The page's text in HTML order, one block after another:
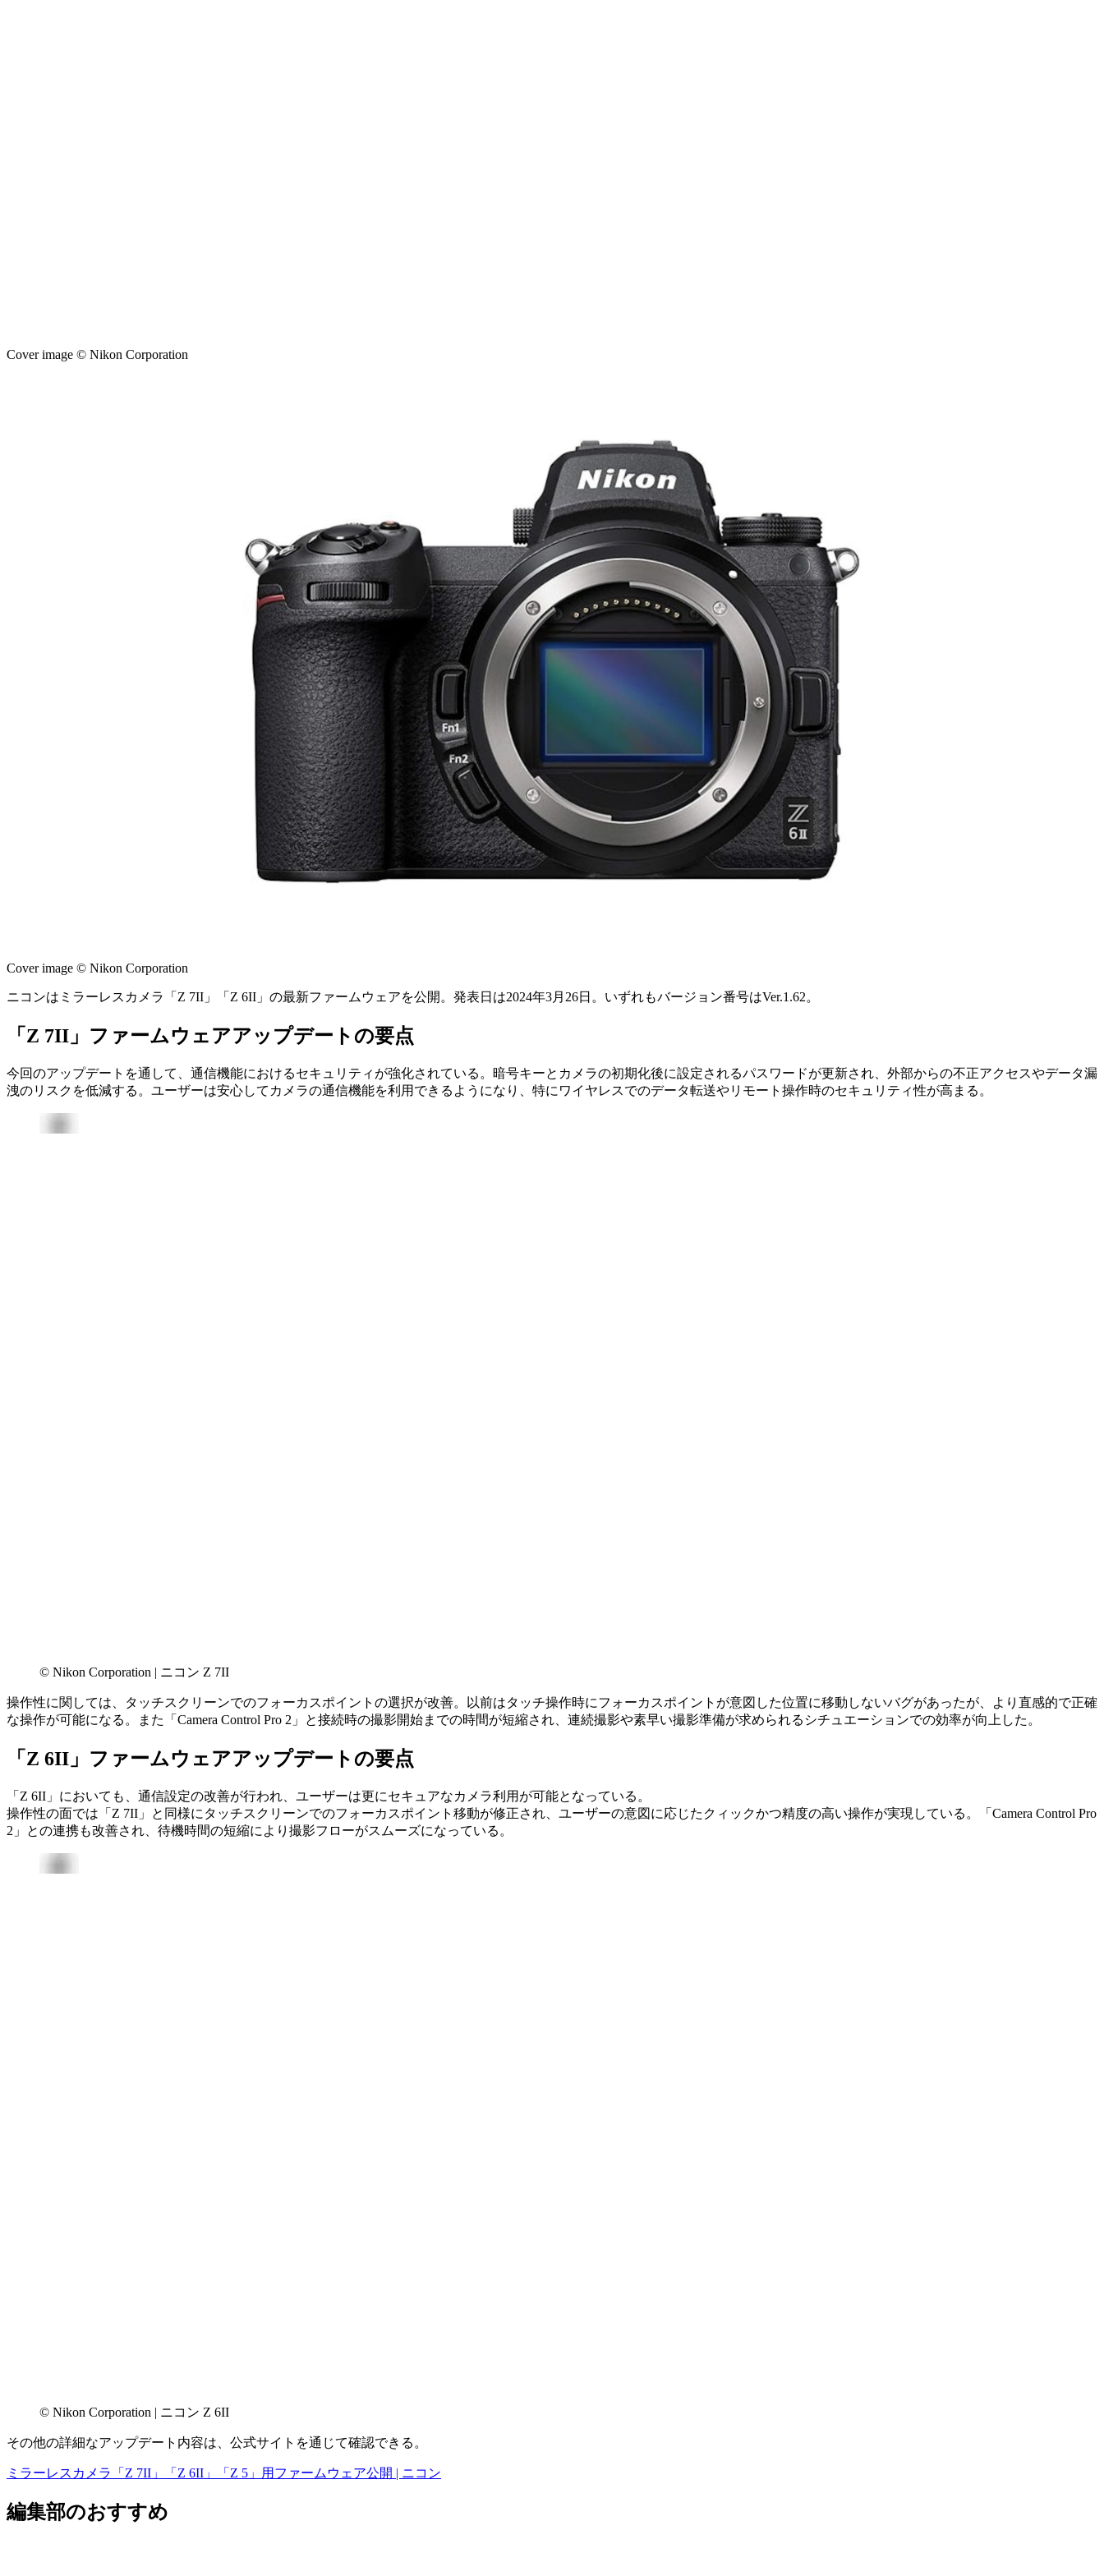
Cover image © Nikon Corporation
Cover image © Nikon Corporation
ニコンはミラーレスカメラ「Z 7II」「Z 6II」の最新ファームウェアを公開。発表日は2024年3月26日。いずれもバージョン番号はVer.1.62。
「Z 7II」ファームウェアアップデートの要点
今回のアップデートを通して、通信機能におけるセキュリティが強化されている。暗号キーとカメラの初期化後に設定されるパスワードが更新され、外部からの不正アクセスやデータ漏
洩のリスクを低減する。ユーザーは安心してカメラの通信機能を利用できるようになり、特にワイヤレスでのデータ転送やリモート操作時のセキュリティ性が高まる。
© Nikon Corporation | ニコン Z 7II
操作性に関しては、タッチスクリーンでのフォーカスポイントの選択が改善。以前はタッチ操作時にフォーカスポイントが意図した位置に移動しないバグがあったが、より直感的で正確
な操作が可能になる。また「Camera Control Pro 2」と接続時の撮影開始までの時間が短縮され、連続撮影や素早い撮影準備が求められるシチュエーションでの効率が向上した。
「Z 6II」ファームウェアアップデートの要点
「Z 6II」においても、通信設定の改善が行われ、ユーザーは更にセキュアなカメラ利用が可能となっている。
操作性の面では「Z 7II」と同様にタッチスクリーンでのフォーカスポイント移動が修正され、ユーザーの意図に応じたクィックかつ精度の高い操作が実現している。「Camera Control Pro
2」との連携も改善され、待機時間の短縮により撮影フローがスムーズになっている。
© Nikon Corporation | ニコン Z 6II
その他の詳細なアップデート内容は、公式サイトを通じて確認できる。
ミラーレスカメラ「Z 7II」「Z 6II」「Z 5」用ファームウェア公開 | ニコン
編集部のおすすめ